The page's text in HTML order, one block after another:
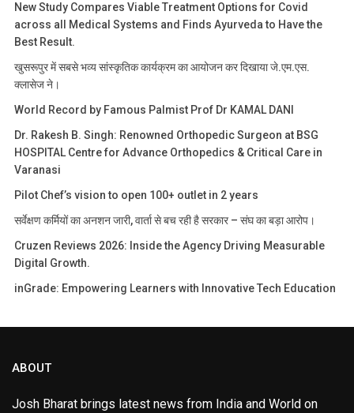
New Study Compares Viable Treatment Options for Covid
across all Medical Systems and Finds Ayurveda to Have the
Best Result.
खुसरूपुर में सबसे भव्य सांस्कृतिक कार्यक्रम का आयोजन कर दिखाया जे.एम.एस.
क्लासेज ने।
World Record by Famous Palmist Prof Dr KAMAL DANI
Dr. Rakesh B. Singh: Renowned Orthopedic Surgeon at BSG
HOSPITAL Centre for Advance Orthopedics & Critical Care in
Varanasi
Pilot Chef’s vision to open 100+ outlet in 2 years
सर्वेक्षण कर्मियों का अनशन जारी, वार्ता से बच रही है सरकार – संघ का बड़ा आरोप।
Cruzen Reviews 2026: Inside the Agency Driving Measurable
Digital Growth.
inGrade: Empowering Learners with Innovative Tech Education
ABOUT
Josh Bharat brings latest news from India and World on